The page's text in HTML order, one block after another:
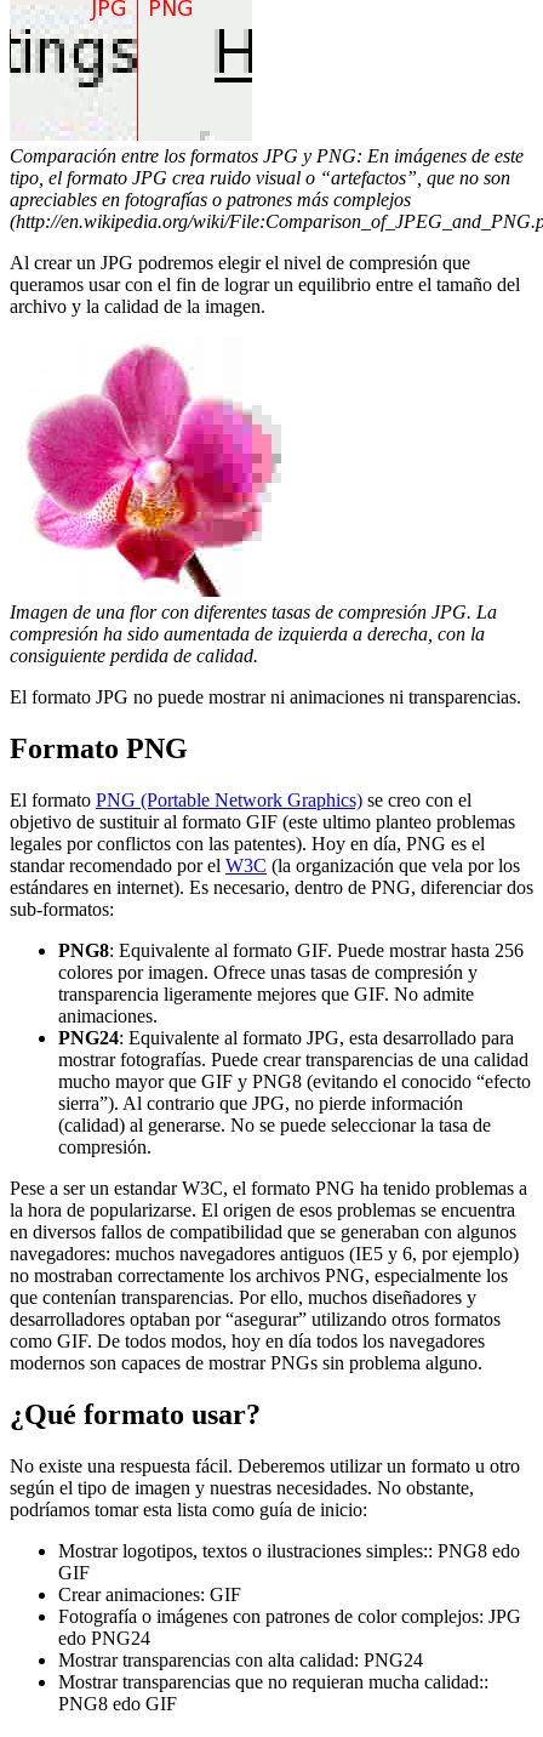
Comparación entre los formatos JPG y PNG: En imágenes de este
tipo, el formato JPG crea ruido visual o “artefactos”, que no son
apreciables en fotografías o patrones más complejos
(http://en.wikipedia.org/wiki/
Al crear un JPG podremos elegir el nivel de compresión que
queramos usar con el fin de lograr un equilibrio entre el tamaño del
archivo y la calidad de la imagen.
Imagen de una flor con diferentes tasas de compresión JPG. La
compresión ha sido aumentada de izquierda a derecha, con la
consiguiente perdida de calidad.
El formato JPG no puede mostrar ni animaciones ni transparencias.
Formato PNG
El formato PNG (Portable Network Graphics) se creo con el
objetivo de sustituir al formato GIF (este ultimo planteo problemas
legales por conflictos con las patentes). Hoy en día, PNG es el
standar recomendado por el W3C (la organización que vela por los
estándares en internet). Es necesario, dentro de PNG, diferenciar dos
sub-formatos:
PNG8: Equivalente al formato GIF. Puede mostrar hasta 256
colores por imagen. Ofrece unas tasas de compresión y
transparencia ligeramente mejores que GIF. No admite
animaciones.
PNG24: Equivalente al formato JPG, esta desarrollado para
mostrar fotografías. Puede crear transparencias de una calidad
mucho mayor que GIF y PNG8 (evitando el conocido “efecto
sierra”). Al contrario que JPG, no pierde información
(calidad) al generarse. No se puede seleccionar la tasa de
compresión.
Pese a ser un estandar W3C, el formato PNG ha tenido problemas a
la hora de popularizarse. El origen de esos problemas se encuentra
en diversos fallos de compatibilidad que se generaban con algunos
navegadores: muchos navegadores antiguos (IE5 y 6, por ejemplo)
no mostraban correctamente los archivos PNG, especialmente los
que contenían transparencias. Por ello, muchos diseñadores y
desarrolladores optaban por “asegurar” utilizando otros formatos
como GIF. De todos modos, hoy en día todos los navegadores
modernos son capaces de mostrar PNGs sin problema alguno.
¿Qué formato usar?
No existe una respuesta fácil. Deberemos utilizar un formato u otro
según el tipo de imagen y nuestras necesidades. No obstante,
podríamos tomar esta lista como guía de inicio:
Mostrar logotipos, textos o ilustraciones simples:: PNG8 edo
GIF
Crear animaciones: GIF
Fotografía o imágenes con patrones de color complejos: JPG
edo PNG24
Mostrar transparencias con alta calidad: PNG24
Mostrar transparencias que no requieran mucha calidad::
PNG8 edo GIF